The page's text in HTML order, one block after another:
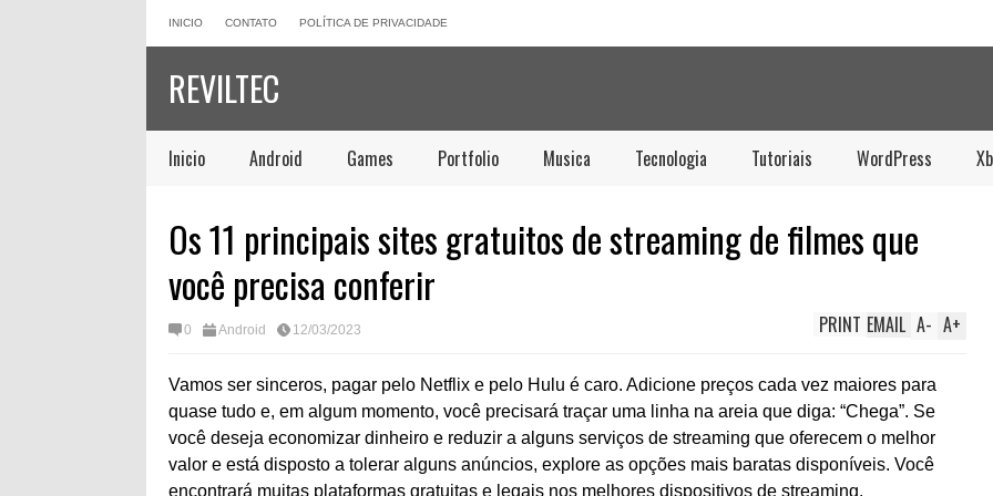
INICIO CONTATO POLÍTICA DE PRIVACIDADE
REVILTEC
Inicio Android Games Portfolio Musica Tecnologia Tutoriais WordPress
Os 11 principais sites gratuitos de streaming de filmes que
você precisa conferir
0 Android 12/03/2023 A+
A-
EMAIL
PRINT
Vamos ser sinceros, pagar pelo Netflix e pelo Hulu é caro. Adicione preços cada vez maiores para
quase tudo e, em algum momento, você precisará traçar uma linha na areia que diga: “Chega”. Se
você deseja economizar dinheiro e reduzir a alguns serviços de streaming que oferecem o melhor
valor e está disposto a tolerar alguns anúncios, explore as opções mais baratas disponíveis. Você
encontrará muitas plataformas gratuitas e legais nos melhores dispositivos de streaming.